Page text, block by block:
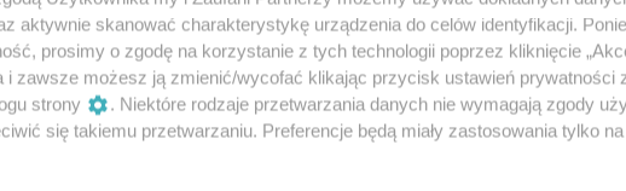
przetrwać upalne
dni
Autor artykułu:
Maciej Ławrynowicz
aktywnie skanować charakterystykę urządzenia do celów identyfikacji.
prosimy o zgodę na korzystanie z tych technologii poprzez kliknięcie
i zawsze możesz ją zmienić/wycofać klikając przycisk ustawień prywatności
strony
. Niektóre rodzaje przetwarzania danych nie wymagają zgody
się takiemu przetwarzaniu. Preferencje będą miały zastosowania tylko